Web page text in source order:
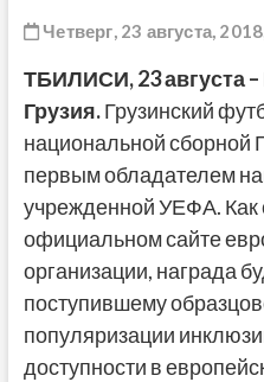
Четверг, 23 августа,
ТБИЛИСИ, 23 августа
Грузия.Грузинский
национальной сборной
первым обладателем
учрежденной УЕФА. Как
официальном сайте
организации, награда
поступившему
популяризации
доступности в